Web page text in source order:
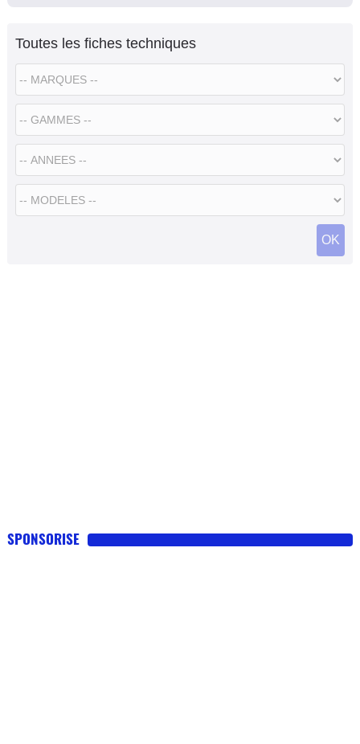
Toutes les fiches techniques
SPONSORISE